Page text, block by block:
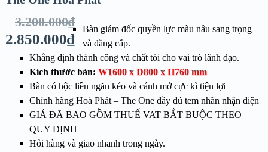
3.200.000₫
2.850.000₫
Bàn giám đốc quyền lực màu nâu sang trọng
và đẳng cấp.
Khẳng định thành công và chất tôi cho vai trò lãnh đạo.
Kích thước bàn: W1600 x D800 x H760 mm
Bàn có hộc liền ngăn kéo và cánh mở cực kì tiện lợi
Chính hãng Hoà Phát – The One đầy đủ tem nhãn nhận diện
GIÁ ĐÃ BAO GỒM THUẾ VAT BẮT BUỘC THEO
QUY ĐỊNH
Hỏi hàng và giao nhanh trong ngày.